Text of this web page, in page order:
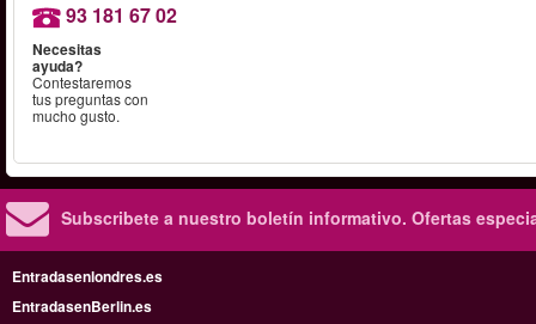
93 181 67 02
Necesitas
ayuda?
Contestaremos
tus preguntas con
mucho gusto.
Subscribete a nuestro boletín informativo. Ofertas
Entradasenlondres.es
EntradasenBerlin.es